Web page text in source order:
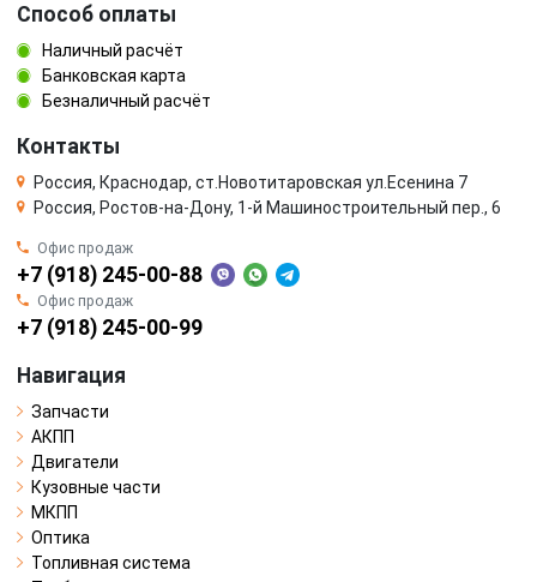
Способ оплаты
Наличный расчёт
Банковская карта
Безналичный расчёт
Контакты
Россия, Краснодар, ст.Новотитаровская ул.Есенина 7
Россия, Ростов-на-Дону, 1-й Машиностроительный пер., 6
Офис продаж
+7 (918) 245-00-88
Офис продаж
+7 (918) 245-00-99
Навигация
Запчасти
АКПП
Двигатели
Кузовные части
МКПП
Оптика
Топливная система